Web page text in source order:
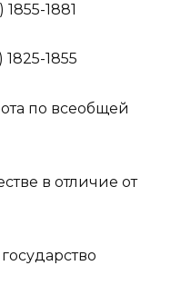
1881
1855
по всеобщей
в отличие от